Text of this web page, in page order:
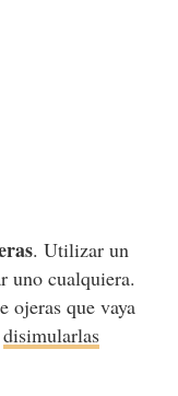
. Utilizar un
uno cualquiera.
ojeras que vaya
disimularlas